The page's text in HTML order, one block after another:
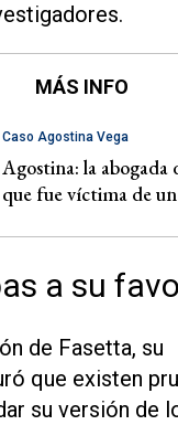
MÁS INFO
Caso Agostina Vega
Agostina: la abogada
que fue víctima de
a su
de Fasetta, su
que existen
su versión de